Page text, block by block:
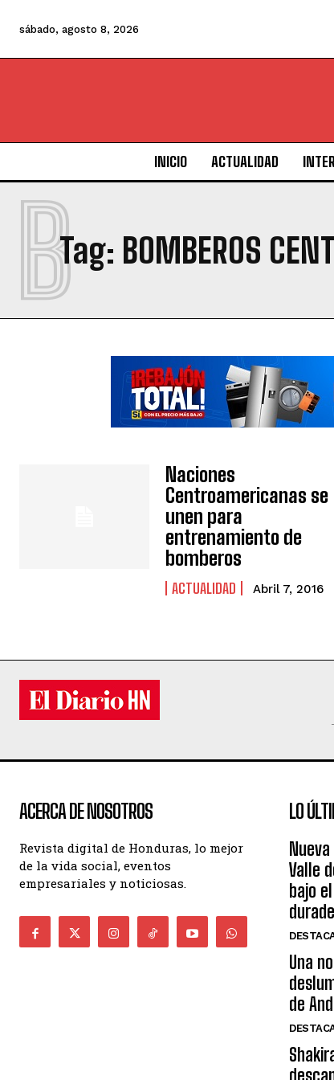
sábado, agosto 8, 2026
INICIO ACTUALIDAD
Tag: BOMBEROS
B
Naciones
Centroamericanas se
unen para
entrenamiento de
bomberos
ACTUALIDAD Abril 7, 2016
ACERCA DE NOSOTROS
Revista digital de Honduras, lo mejor
de la vida social, eventos
empresariales y noticiosas.
LO
Valle
bajo
Una
de